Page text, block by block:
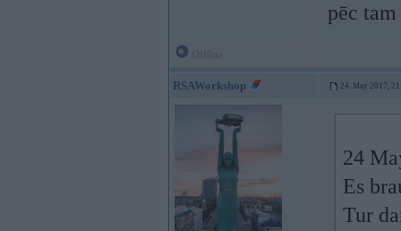
pēc
RSAWorkshop 24. May 2017,
24
Es
Tur